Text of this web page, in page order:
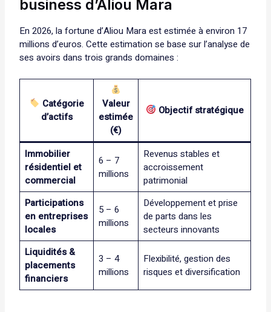
business d’Aliou Mara
En 2026, la fortune d’Aliou Mara est estimée à environ 17
millions d’euros. Cette estimation se base sur l’analyse de
ses avoirs dans trois grands domaines :
Catégorie
d’actifs
Valeur
estimée
(€)
Objectif stratégique
Immobilier
résidentiel et
commercial
6 – 7
millions
Revenus stables et
accroissement
patrimonial
Participations
en entreprises
locales
5 – 6
millions
Développement et prise
de parts dans les
secteurs innovants
Liquidités &
placements
financiers
3 – 4
millions
Flexibilité, gestion des
risques et diversification